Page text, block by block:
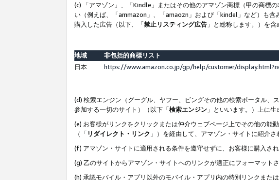
(c) 「アマゾン」、「Kindle」またはその他のアマゾン商標（甲の商標
い（例えば、「ammazon」、「amaozn」および「kindel」など）も
購入した広告（以下、「禁止リスティング広告 」と総称します。）を
地域
非包括的商標リスト
日本
https://www.amazon.co.jp/gp/help/customer/
(d) 検索エンジン（グーグル、ヤフー、ビングその他の検索ポータル、
参加する一切のサイト）（以下「検索エンジン 」といいます。）上に
(e) お客様がリンクをクリックまたは仲介ウェブページ上でその他の能
（「 リダイレクト・リンク 」）を経由して、アマゾン・サイトに紹介さ
(f) アマゾン・サイトに適用される条件を遵守せずに、お客様に購入され
(g) 乙のサイトからアマゾン・サイトへのリンクが適正にフォーマット
(h) 承認モバイル・アプリ以外のモバイル・アプリ内の特別リンクまた